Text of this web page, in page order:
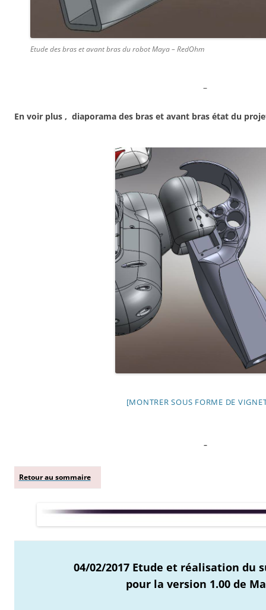
Etude des bras et avant bras du robot Maya – RedOhm
–
En voir plus , diaporama des bras et avant bras état du
[MONTRER SOUS FORME DE
–
Retour au sommaire
04/02/2017 Etude et réalisation du
pour la version 1.00 de